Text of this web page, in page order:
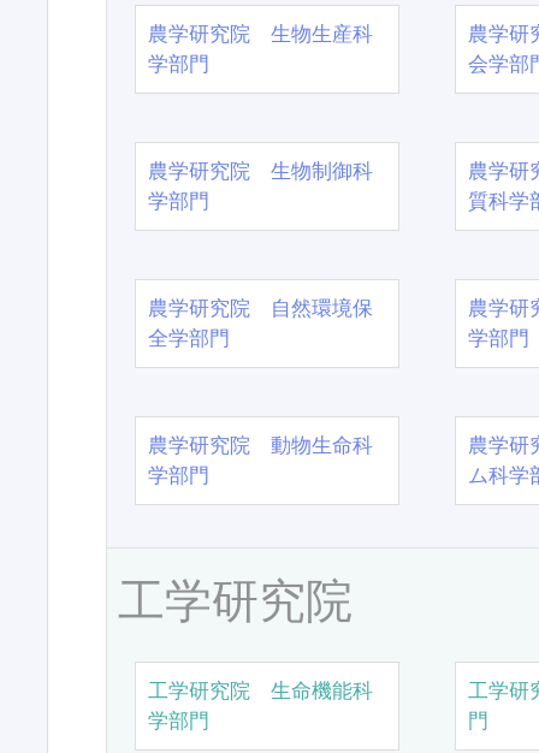
農学研究院 生物生産科
学部門
農学
会学部
農学研究院 生物制御科
学部門
農学
質科学
農学研究院 自然環境保
全学部門
農学
学部門
農学研究院 動物生命科
学部門
農学
ム科学
工学研究院
工学研究院 生命機能科
学部門
工学研
門